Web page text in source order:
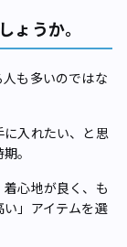
ょうか。
も多いのではな
入れたい、と思
。
心地が良く、も
」アイテムを選